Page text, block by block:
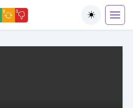
0 0
Toggle